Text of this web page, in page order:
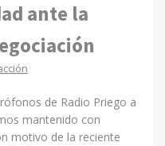
ante la
de Radio Priego a
mantenido con
motivo de la reciente